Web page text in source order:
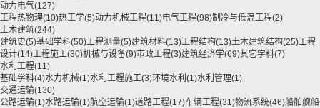
动力电气(127)
工程热物理(10)热工学(5)动力机械工程(11)电气工程(98)制冷与低温工程(2)
土木建筑(244)
建筑史(5)基础学科(50)工程测量(5)建筑材料(13)工程结构(13)土木建筑结构(25)工程
设计(14)工程施工(30)机械与设备(9)市政工程(3)建筑经济学(69)其它学科(7)
水利工程(11)
基础学科(4)水力机械(1)水利工程施工(3)环境水利 (1)水利管理(1)
交通运输(130)
公路运输(1)水路运输(1)航空运输(1)道路工程(17)车辆工程(31)物流系统(46)船舶舰船